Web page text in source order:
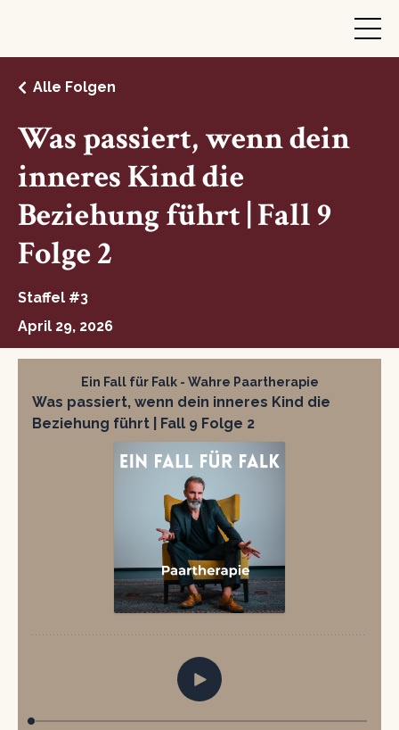
Was passiert, wenn dein
inneres Kind die
Beziehung führt | Fall 9
Folge 2
Alle Folgen
Staffel #3
April 29, 2026